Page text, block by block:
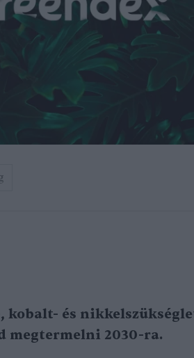
és
megtermelni 2030-ra.